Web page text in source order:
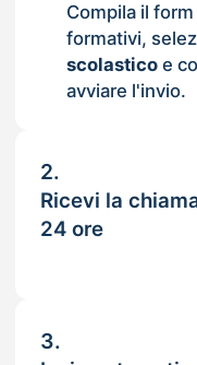
Compila il
formativi,
scolasticoe
avviare l'invio.
2.
Ricevi la
24 ore
3.